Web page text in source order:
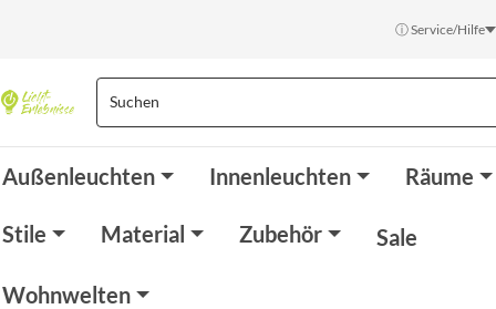
ⓘ Service/Hilfe
Außenleuchten Innenleuchten Räume
Stile Material Zubehör Sale
Wohnwelten